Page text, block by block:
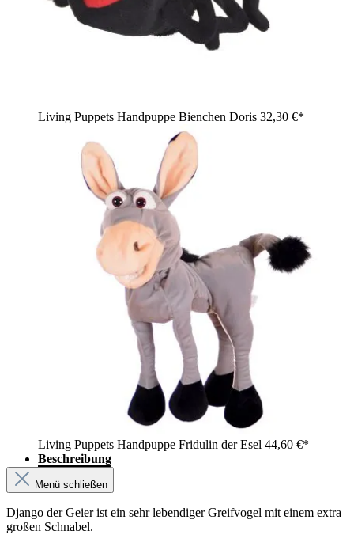
Living Puppets Handpuppe Bienchen Doris 32,30 €*
Living Puppets Handpuppe Fridulin der Esel 44,60 €*
Beschreibung
Menü schließen
Django der Geier ist ein sehr lebendiger Greifvogel mit einem extra
großen Schnabel.